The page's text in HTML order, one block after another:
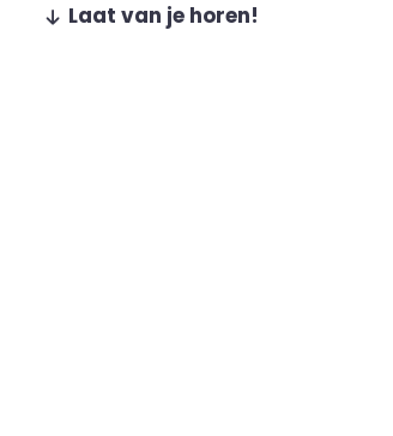
Laat van je horen!